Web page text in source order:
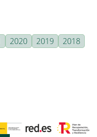
2020 2019
2018